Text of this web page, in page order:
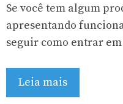
Se você tem algum
apresentando
seguir como entrar
Leia mais